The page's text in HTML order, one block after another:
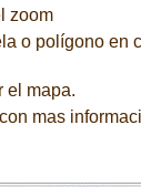
zoom
o polígono en
el mapa.
mas